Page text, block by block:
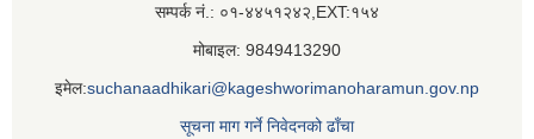
सम्पर्क नं.: ०१-४४५१२४२,EXT:१५४
मोबाइल: 9849413290
इमेल:suchanaadhikari@kageshworimanoharamun.gov.np
सूचना माग गर्ने निवेदनको ढाँचा